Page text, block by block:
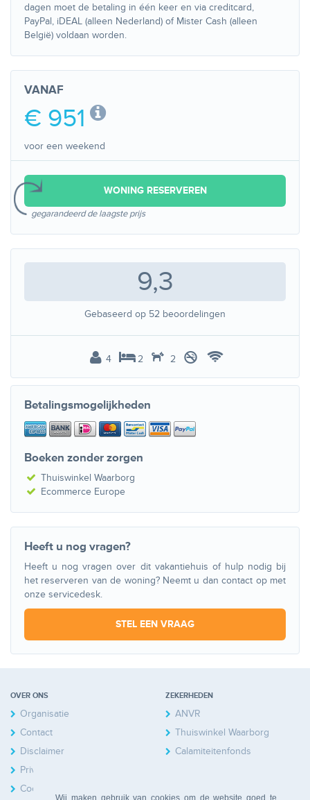
Wij maken gebruik van cookies om de website goed te
dagen moet de betaling in één keer en via creditcard,
PayPal, iDEAL (alleen Nederland) of Mister Cash (alleen
België) voldaan worden.
VANAF
€ 951
voor een weekend
WONING RESERVEREN
gegarandeerd de laagste prijs
9,3
Gebaseerd op 52 beoordelingen
4 2 2
Betalingsmogelijkheden
Boeken zonder zorgen
Thuiswinkel Waarborg
Ecommerce Europe
Heeft u nog vragen?
Heeft u nog vragen over dit vakantiehuis of hulp nodig bij
het reserveren van de woning? Neemt u dan contact op met
onze servicedesk.
STEL EEN VRAAG
OVER ONS
Organisatie
Contact
Disclaimer
Privacy
Cookies
ZEKERHEDEN
ANVR
Thuiswinkel Waarborg
Calamiteitenfonds